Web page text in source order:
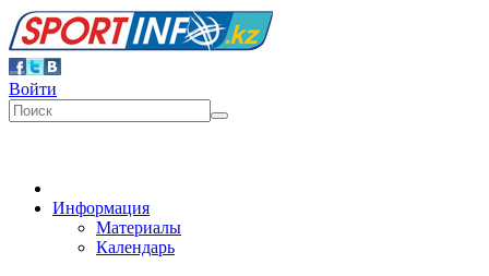
Войти
Информация
Материалы
Календарь